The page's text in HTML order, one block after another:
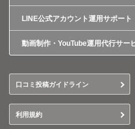
LINE公式アカウント運用サポート
動画制作・YouTube運用代行サー
口コミ投稿ガイドライン
利用規約